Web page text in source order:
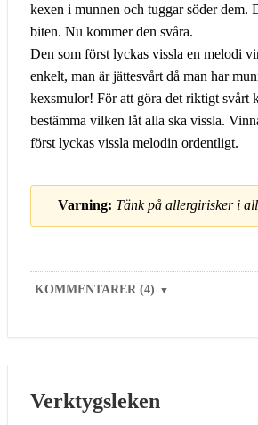
kexen i munnen och tuggar söder dem.
biten. Nu kommer den svåra.
Den som först lyckas vissla en melodi
enkelt, man är jättesvårt då man har
kexsmulor! För att göra det riktigt svårt
bestämma vilken låt alla ska vissla.
först lyckas vissla melodin ordentligt.
Varning: Tänk på allergirisker i
KOMMENTARER (4) ▼
Verktygsleken